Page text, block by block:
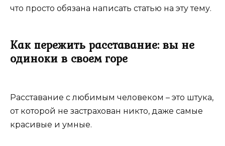
что просто обязана написать статью на эту тему.
Как пережить расставание: вы не
одиноки в своем горе
Расставание с любимым человеком – это штука,
от которой не застрахован никто, даже самые
красивые и умные.